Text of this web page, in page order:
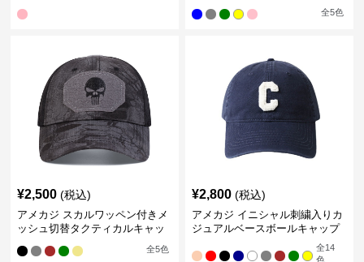
全5色
¥2,500 (税込)
アメカジ スカルワッペン付きメ
ッシュ切替タクティカルキャッ
全5色
¥2,800 (税込)
アメカジ イニシャル刺繍入りカ
ジュアルベースボールキャップ
全14
色